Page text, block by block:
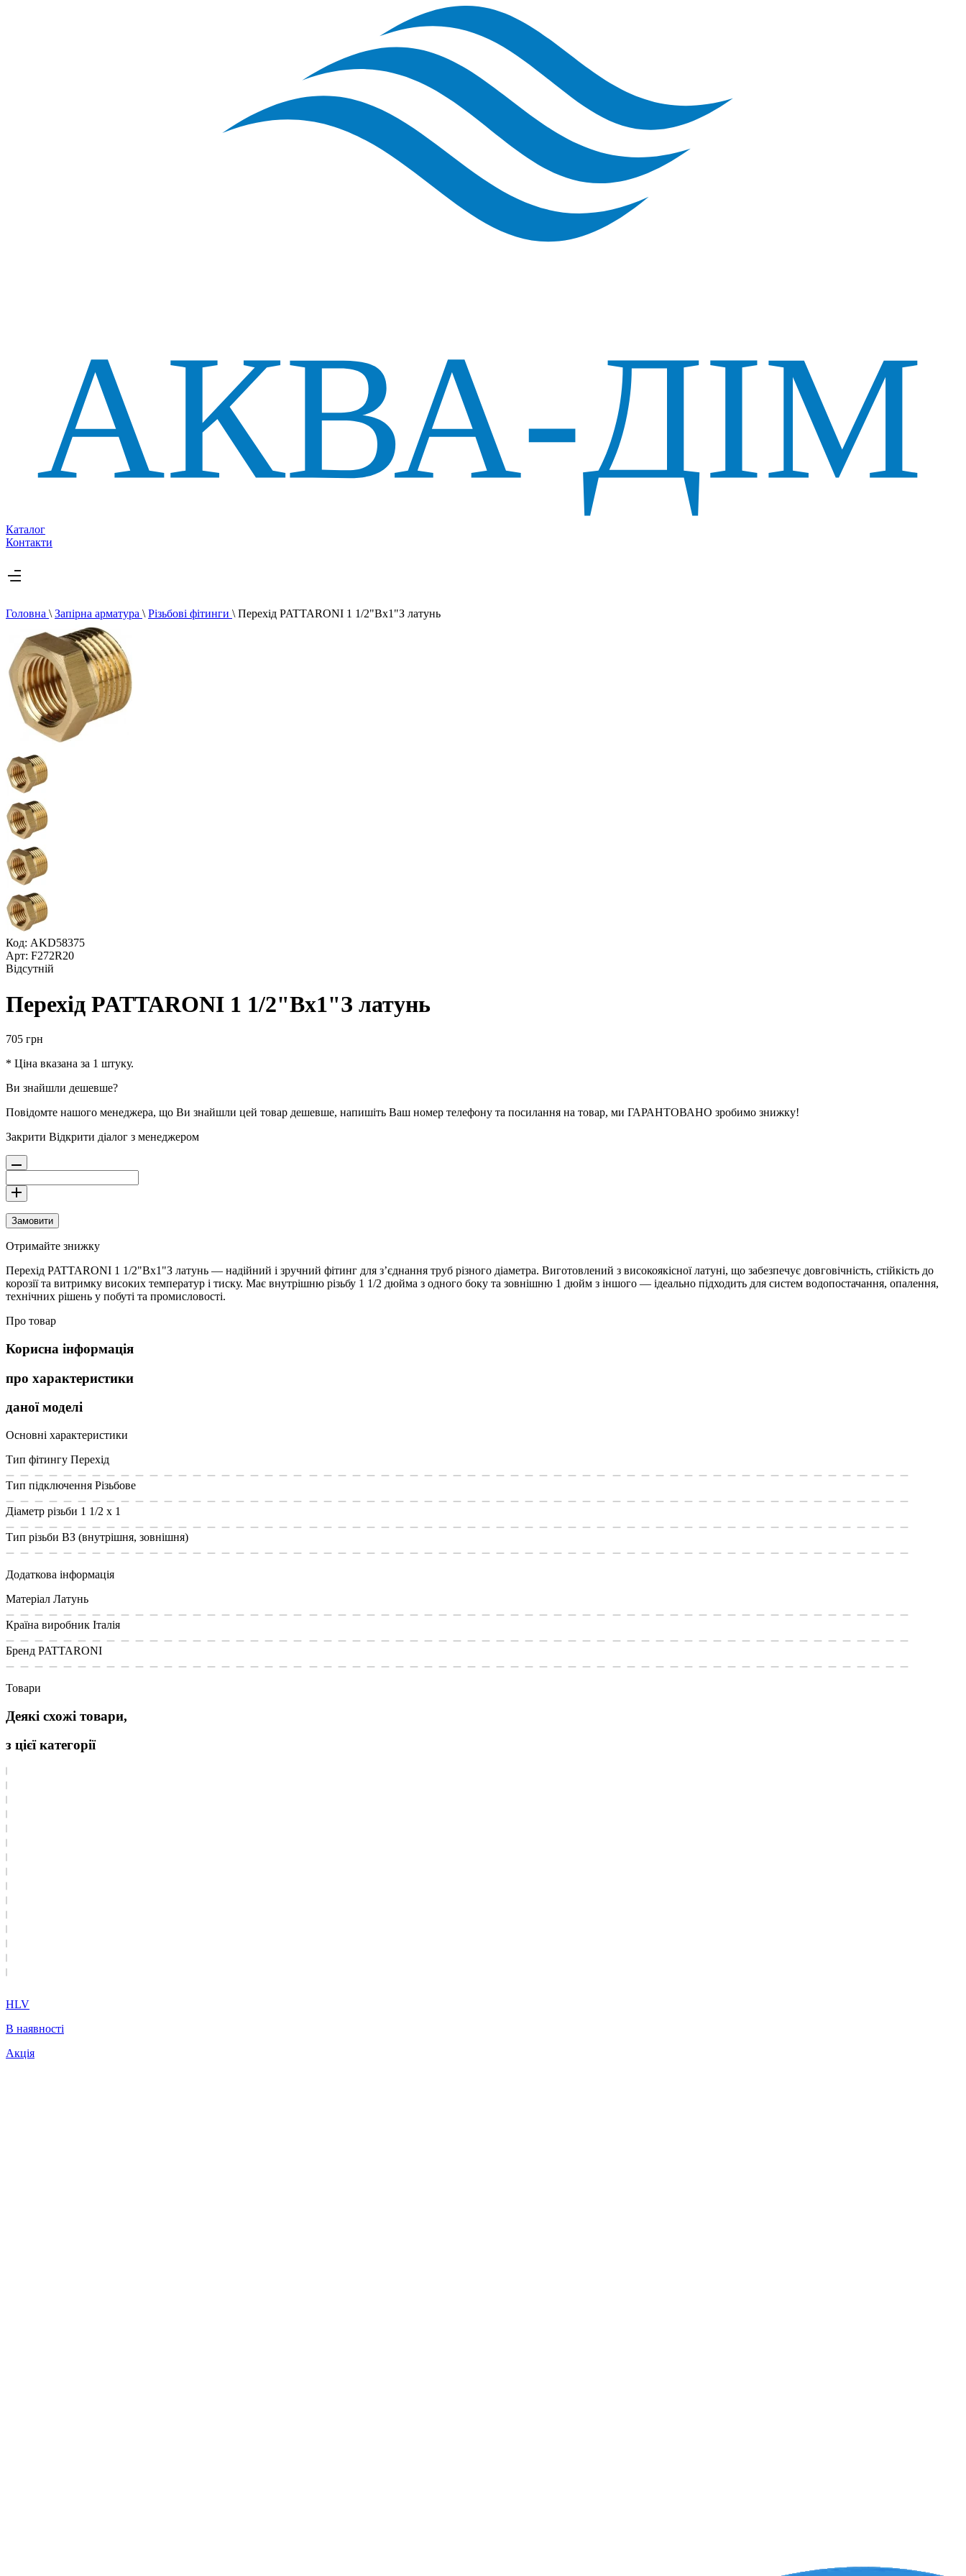
Каталог
Контакти
Головна \ Запірна арматура \ Різьбові фітинги \ Перехід PATTARONI 1 1/2"Вх1"З латунь
Код: AKD58375
Арт: F272R20
Відсутній
Перехід PATTARONI 1 1/2"Вх1"З латунь
705 грн
* Ціна вказана за 1 штуку.
Ви знайшли дешевше?
Повідомте нашого менеджера, що Ви знайшли цей товар дешевше, напишіть Ваш номер телефону та посилання на товар, ми ГАРАНТОВАНО зробимо знижку!
Закрити Відкрити діалог з менеджером
Замовити
Отримайте знижку
Перехід PATTARONI 1 1/2"Вх1"З латунь — надійний і зручний фітинг для з’єднання труб різного діаметра. Виготовлений з високоякісної латуні, що забезпечує довговічність, стійкість до
корозії та витримку високих температур і тиску. Має внутрішню різьбу 1 1/2 дюйма з одного боку та зовнішню 1 дюйм з іншого — ідеально підходить для систем водопостачання, опалення,
технічних рішень у побуті та промисловості.
Про товар
Корисна інформація
про характеристики
даної моделі
Основні характеристики
Тип фітингу Перехід
Тип підключення Різьбове
Діаметр різьби 1 1/2 x 1
Тип різьби ВЗ (внутрішня, зовнішня)
Додаткова інформація
Матеріал Латунь
Країна виробник Італія
Бренд PATTARONI
Товари
Деякі схожі товари,
з цієї категорії
HLV
В наявності
Акція